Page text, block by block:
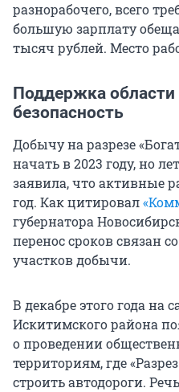
разнорабочего, всего
большую зарплату
тысяч рублей. Место
Поддержка области
безопасность
Добычу на разрезе
начать в 2023 году, но
заявила, что активные
год. Как цитировал
губернатора
перенос сроков связан
участков добычи.
В декабре этого года на
Искитимского района
о проведении
территориям, где
строить автодороги.